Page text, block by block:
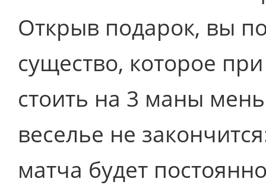
Открыв подарок, вы
существо, которое
стоить на 3 маны
веселье не
матча будет